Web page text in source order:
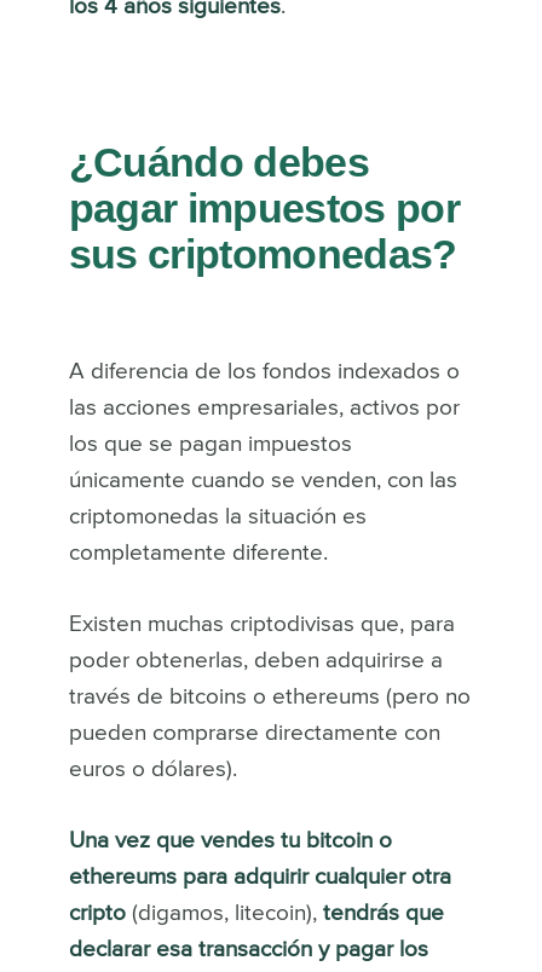
los 4 años siguientes.
¿Cuándo debes
pagar impuestos por
sus criptomonedas?
A diferencia de los fondos indexados o
las acciones empresariales, activos por
los que se pagan impuestos
únicamente cuando se venden, con las
criptomonedas la situación es
completamente diferente.
Existen muchas criptodivisas que, para
poder obtenerlas, deben adquirirse a
través de bitcoins o ethereums (pero no
pueden comprarse directamente con
euros o dólares).
Una vez que vendes tu bitcoin o
ethereums para adquirir cualquier otra
cripto(digamos, litecoin), tendrás que
declarar esa transacción y pagar los